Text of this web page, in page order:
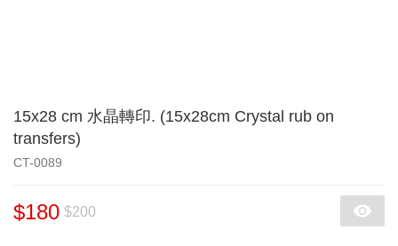
15x28 cm 水晶轉印. (15x28cm Crystal rub on
transfers)
CT-0089
$180 $200